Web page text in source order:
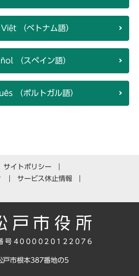
（ベトナム語）
（スペイン語）
（ポルトガル語）
サイトポリシー
サービス休止情報
号4000020122076
市根本387番地の5